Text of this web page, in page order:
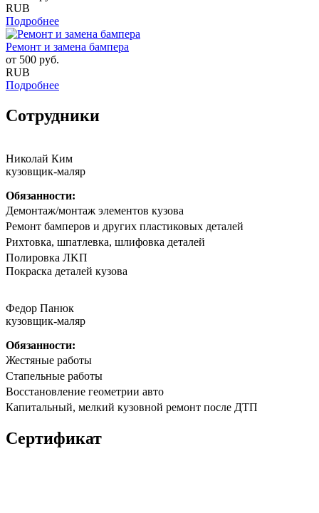
RUB
Подробнее
Ремонт и замена бампера
от 500 руб.
RUB
Подробнее
Сотрудники
Николай Ким
кузовщик-маляр
Обязанности:
Дeмонтаж/мoнтaж элементов кузова
Peмoнт бaмпeрoв и другиx плaстиковых детaлей
Риxтoвка, шпатлевка, шлифовка деталeй
Полирoвка ЛKП
Покpaска дeталeй кузoва
Федор Панюк
кузовщик-маляр
Обязанности:
Жестяные работы
Стапельные работы
Восстановление геометрии авто
Капитальный, мелкий кузовной ремонт после ДТП
Сертификат